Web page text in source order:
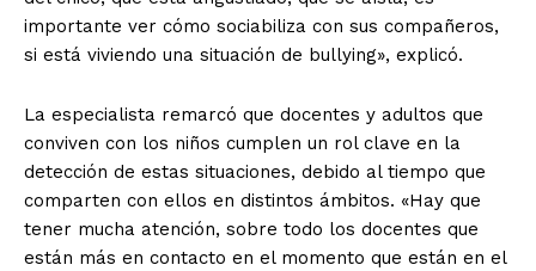
importante ver cómo sociabiliza con sus compañeros,
si está viviendo una situación de bullying», explicó.
La especialista remarcó que docentes y adultos que
conviven con los niños cumplen un rol clave en la
detección de estas situaciones, debido al tiempo que
comparten con ellos en distintos ámbitos. «Hay que
tener mucha atención, sobre todo los docentes que
están más en contacto en el momento que están en el